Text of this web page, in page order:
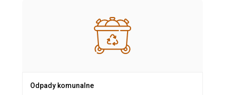
Odpady komunalne